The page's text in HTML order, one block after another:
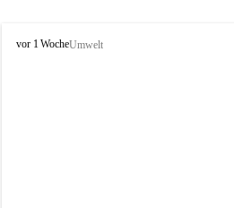
V
vor 1 WocheUmwelt